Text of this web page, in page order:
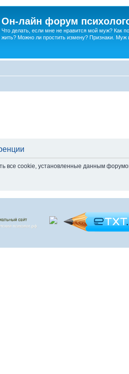
Он-лайн форум
Что делать, если мне не нравится мой муж? Как
жить? Можно ли простить измену? Признаки. Муж
все cookie, установленные данным